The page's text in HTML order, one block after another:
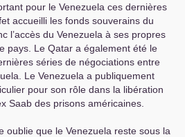
pour le Venezuela ces dernières
accueilli les fonds souverains du
l’accès du Venezuela à ses propres
pays. Le Qatar a également été le
séries de négociations entre
Le Venezuela a publiquement
pour son rôle dans la libération
Saab des prisons américaines.
oublie que le Venezuela reste sous la